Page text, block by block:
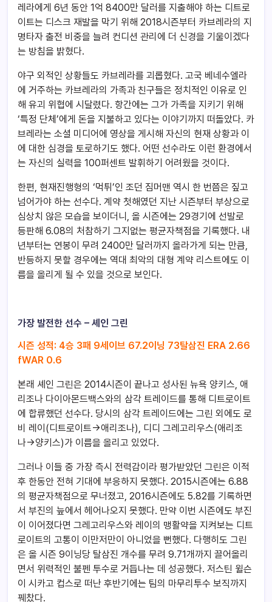
레라에게 6년 동안 1억 8400만 달러를 지출해야 하는 디트로
이트는 디스크 재발을 막기 위해 2018시즌부터 카브레라의 지
명타자 출전 비중을 늘려 컨디션 관리에 더 신경을 기울이겠다
는 방침을 밝혔다.
야구 외적인 상황들도 카브레라를 괴롭혔다. 고국 베네수엘라
에 거주하는 카브레라의 가족과 친구들은 정치적인 이유로 인
해 유괴 위협에 시달렸다. 항간에는 그가 가족을 지키기 위해
‘특정 단체’에게 돈을 지불하고 있다는 이야기까지 떠돌았다. 카
브레라는 소셜 미디어에 영상을 게시해 자신의 현재 상황과 이
에 대한 심경을 토로하기도 했다. 어떤 선수라도 이런 환경에서
는 자신의 실력을 100퍼센트 발휘하기 어려웠을 것이다.
한편, 현재진행형의 ‘먹튀’인 조던 짐머맨 역시 한 번쯤은 짚고
넘어가야 하는 선수다. 계약 첫해였던 지난 시즌부터 부상으로
심상치 않은 모습을 보이더니, 올 시즌에는 29경기에 선발로
등판해 6.08의 처참하기 그지없는 평균자책점을 기록했다. 내
년부터는 연봉이 무려 2400만 달러까지 올라가게 되는 만큼,
반등하지 못할 경우에는 역대 최악의 대형 계약 리스트에도 이
름을 올리게 될 수 있을 것으로 보인다.
가장 발전한 선수 – 셰인 그린
시즌 성적: 4승 3패 9세이브 67.2이닝 73탈삼진 ERA 2.66
fWAR 0.6
본래 셰인 그린은 2014시즌이 끝나고 성사된 뉴욕 양키스, 애
리조나 다이아몬드백스와의 삼각 트레이드를 통해 디트로이트
에 합류했던 선수다. 당시의 삼각 트레이드에는 그린 외에도 로
비 레이(디트로이트->애리조나), 디디 그레고리우스(애리조
나->양키스)가 이름을 올리고 있었다.
그러나 이들 중 가장 즉시 전력감이라 평가받았던 그린은 이적
후 한동안 전혀 기대에 부응하지 못했다. 2015시즌에는 6.88
의 평균자책점으로 무너졌고, 2016시즌에도 5.82를 기록하면
서 부진의 늪에서 헤어나오지 못했다. 만약 이번 시즌에도 부진
이 이어졌다면 그레고리우스와 레이의 맹활약을 지켜보는 디트
로이트의 고통이 이만저만이 아니었을 뻔했다. 다행히도 그린
은 올 시즌 9이닝당 탈삼진 개수를 무려 9.71개까지 끌어올리
면서 위력적인 불펜 투수로 거듭나는 데 성공했다. 저스틴 윌슨
이 시카고 컵스로 떠난 후반기에는 팀의 마무리투수 보직까지
꿰찼다.